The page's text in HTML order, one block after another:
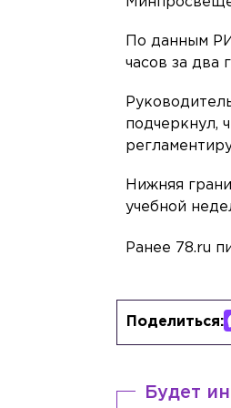
По данным
часов за два
подчеркнул,
Нижняя
учебной
Ранее 78.ru
Поделиться:
Будет